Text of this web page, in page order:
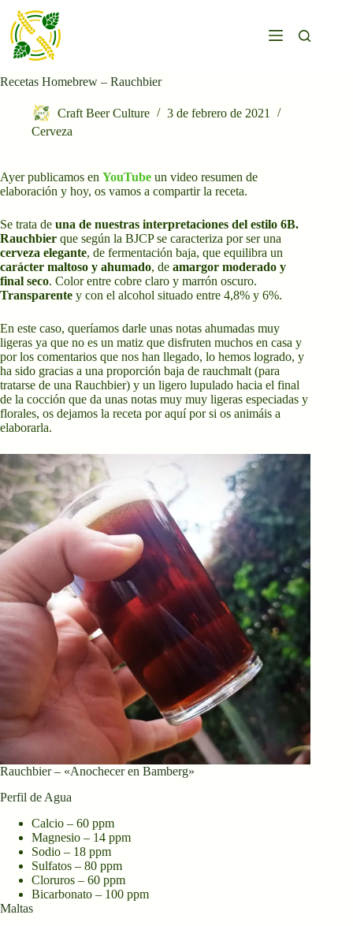
contenido
Recetas Homebrew – Rauchbier
Craft Beer Culture
3 de febrero de 2021
Cerveza
Ayer publicamos en YouTube un video resumen de
elaboración y hoy, os vamos a compartir la receta.
Se trata de una de nuestras interpretaciones del estilo 6B.
Rauchbier que según la BJCP se caracteriza por ser una
cerveza elegante, de fermentación baja, que equilibra un
carácter maltoso y ahumado, de amargor moderado y
final seco. Color entre cobre claro y marrón oscuro.
Transparente y con el alcohol situado entre 4,8% y 6%.
En este caso, queríamos darle unas notas ahumadas muy
ligeras ya que no es un matiz que disfruten muchos en casa y
por los comentarios que nos han llegado, lo hemos logrado, y
ha sido gracias a una proporción baja de rauchmalt (para
tratarse de una Rauchbier) y un ligero lupulado hacia el final
de la cocción que da unas notas muy muy ligeras especiadas y
florales, os dejamos la receta por aquí por si os animáis a
elaborarla.
Rauchbier – «Anochecer en Bamberg»
Perfil de Agua
Calcio – 60 ppm
Magnesio – 14 ppm
Sodio – 18 ppm
Sulfatos – 80 ppm
Cloruros – 60 ppm
Bicarbonato – 100 ppm
Maltas